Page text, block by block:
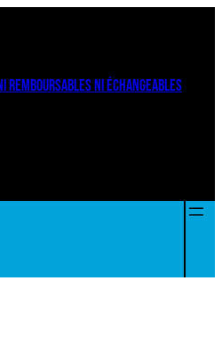
REMBOURSABLES NI ÉCHANGEABLES